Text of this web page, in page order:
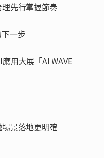
先行掌握節奏
一步
用大展「AI WAVE
景落地更明確